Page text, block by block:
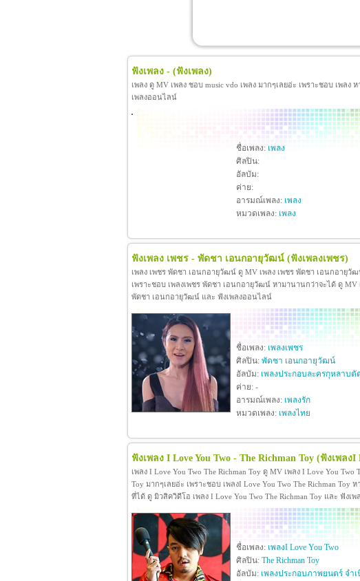
ฟังเพลง - (ฟังเพลง)
เพลง ดู MV เพลง ชอบ music vdo เพลง มากๆเลยอ่ะ เพราะชอบ เพล
เพลงออนไลน์
ชื่อเพลง: เพลง
ศิลปิน:
อัลบัม:
ค่าย:
อารมณ์เพลง: เพลง
หมวดเพลง: เพลง
ฟังเพลง เพชร - พัดชา เอนกอายุวัฒน์ (ฟังเพลงเพชร)
เพลง เพชร พัดชา เอนกอายุวัฒน์ ดู MV เพลง เพชร พัดชา เอนกอายุวั
เพราะชอบ เพลงเพชร พัดชา เอนกอายุวัฒน์ หามานานกว่าจะได้ ดู
พัดชา เอนกอายุวัฒน์ และ ฟังเพลงออนไลน์
ชื่อเพลง: เพลงเพชร
ศิลปิน: พัดชา เอนกอายุวัฒน์
อัลบัม: เพลงประกอบละครกุหลาบตั
ค่าย: -
อารมณ์เพลง: เพลงรัก
หมวดเพลง: เพลงไทย
ฟังเพลง I Love You Two - The Richman Toy (ฟังเพลงI
เพลง I Love You Two The Richman Toy ดู MV เพลง I Love You
Toy มากๆเลยอ่ะ เพราะชอบ เพลงI Love You Two The Richman Toy
ที่ได้ ดู มิวสิควิดีโอ เพลง I Love You Two The Richman Toy และ ฟังเ
ชื่อเพลง: เพลงI Love You Two
ศิลปิน: The Richman Toy
อัลบัม: เพลงประกอบภาพยนตร์ จำเ